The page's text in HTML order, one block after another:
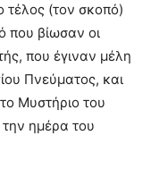
τέλος (τον σκοπό)
που βίωσαν οι
που έγιναν μέλη
Πνεύματος, και
Μυστήριο του
την ημέρα του